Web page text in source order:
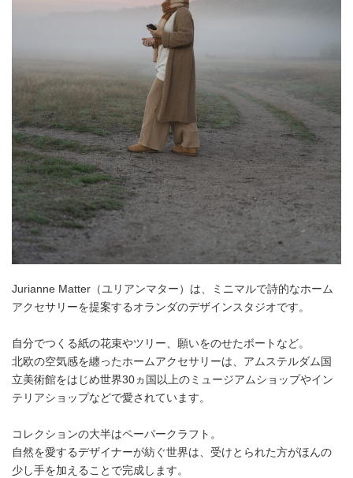
Jurianne Matter（ユリアンマター）は、ミニマルで詩的なホーム
アクセサリーを提案するオランダのデザインスタジオです。
自分でつくる紙の花束やツリー、願いをのせたボートなど。
北欧の空気感を纏ったホームアクセサリーは、アムステルダム国
立美術館をはじめ世界30ヵ国以上のミュージアムショップやイン
テリアショップなどで愛されています。
コレクションの大半はペーパークラフト。
自然を愛するデザイナーが紡ぐ世界は、受けとられた方がほんの
少し手を加えることで完成します。